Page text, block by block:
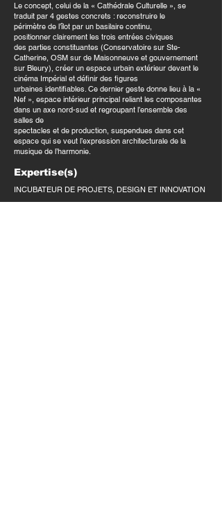
Le concept, celui de la « Cathédrale Culturelle », se
traduit par 4 gestes concrets : reconstruire le
périmètre de l’îlot par un basilaire continu,
positionner clairement les trois entrées civiques
des parties constituantes (Conservatoire sur Ste-
Catherine, OSM sur de Maisonneuve et gouvernement
sur Bleury), créer un espace urbain extérieur devant le
cinéma Impérial et définir des figures
urbaines identifiables. Ce dernier geste donne lieu à la «
Nef », espace intérieur principal reliant les composantes
dans un axe nord-sud et regroupant l’ensemble des
salles de
spectacles et de production, suspendues dans cet
espace qui se veut l’expression architecturale de la
musique de l’harmonie.
Expertise(s)
INCUBATEUR DE PROJETS, DESIGN ET INNOVATION